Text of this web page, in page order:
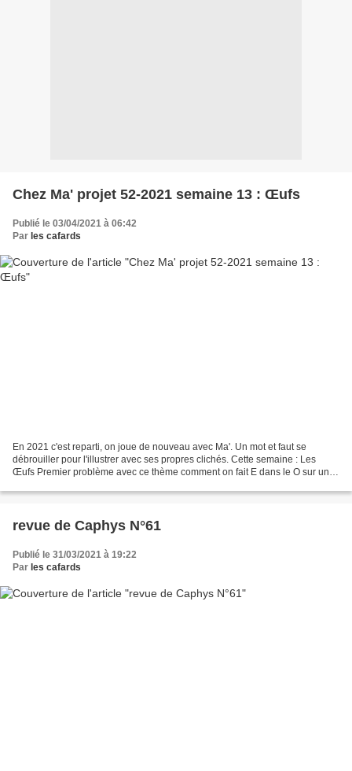
Chez Ma' projet 52-2021 semaine 13 : Œufs
Publié le 03/04/2021 à 06:42
Par les cafards
En 2021 c'est reparti, on joue de nouveau avec Ma'. Un mot et faut se
débrouiller pour l'illustrer avec ses propres clichés. Cette semaine : Les
Œufs Premier problème avec ce thème comment on fait E dans le O sur un
revue de Caphys N°61
Publié le 31/03/2021 à 19:22
Par les cafards